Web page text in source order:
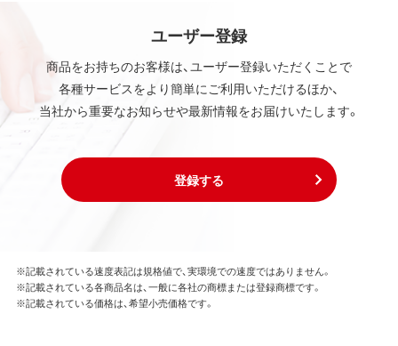
ユーザー登録
商品をお持ちのお客様は、ユーザー登録いただくことで
各種サービスをより簡単にご利用いただけるほか、
当社から重要なお知らせや最新情報をお届けいたします。
登録する
※記載されている速度表記は規格値で、実環境での速度ではありません。
※記載されている各商品名は、一般に各社の商標または登録商標です。
※記載されている価格は、希望小売価格です。